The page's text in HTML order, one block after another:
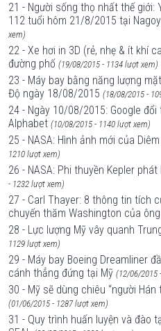
21 - Người sống thọ nhất thế giới:
112 tuổi hôm 21/8/2015 tại
xem)
22 - Xe hơi in 3D (rẻ, nhẹ & ít khí
đường phố (19/08/2015 - 1134 lượt xem)
23 - Máy bay bằng năng lượng
Độ ngày 18/08/2015 (18/08/2015 -
24 - Ngày 10/08/2015: Google
Alphabet (10/08/2015 - 1140 lượt xem)
25 - NASA: Hình ảnh mới của
1210 lượt xem)
26 - NASA: Phi thuyền Kepler
- 1232 lượt xem)
27 - Carl Thayer: 8 thông tin tích
chuyến thăm Washington của
28 - Lực lượng Mỹ vây quanh
1129 lượt xem)
29 - Máy bay Boeing Dreamliner
cánh thẳng đứng tại Mỹ (12/06/2015
30 - Mỹ sẽ dùng chiêu “người Hán
(01/06/2015 - 1287 lượt xem)
31 - Quy trình huấn luyện và đào